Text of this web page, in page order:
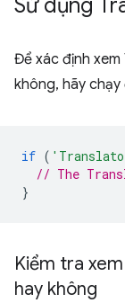
Sử dụng
Để xác định
không, hãy
if (
// The
}
Kiểm tra
hay không